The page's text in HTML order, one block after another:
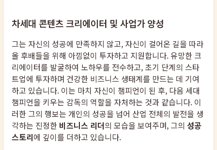
차세대 콘텐츠 크리에이터 및 사업가 양성
그는 자신의 성공에 만족하지 않고, 자신이 걸어온 길을 따라
올 후배들을 위해 아낌없이 투자하고 지원합니다. 유망한 크
리에이터를 발굴하여 노하우를 전수하고, 초기 단계의 스타
트업에 투자하며 건강한 비즈니스 생태계를 만드는 데 기여
하고 있습니다. 이는 마치 자신이 챔피언이 된 후, 다음 세대
챔피언을 키우는 감독의 역할을 자처하는 것과 같습니다. 이
러한 그의 행보는 개인의 성공을 넘어 산업 전체의 발전을 생
각하는 진정한 비즈니스 리더의 모습을 보여주며, 그의 성공
스토리에 깊이를 더하고 있습니다.